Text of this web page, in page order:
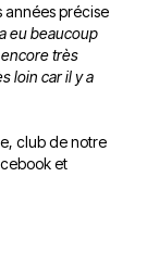
années précise
eu beaucoup
très
loin car il y a
club de notre
et